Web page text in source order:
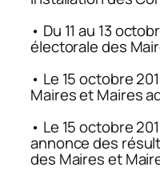
• Du 11 au 13
électorale des
• Le 15 octobre
Maires et Maires
• Le 15 octobre
annonce des
des Maires et